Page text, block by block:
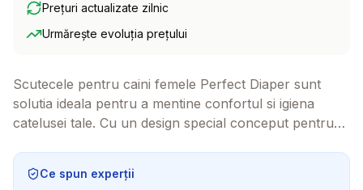
Prețuri actualizate zilnic
Urmărește evoluția prețului
Scutecele pentru caini femele Perfect Diaper sunt
solutia ideala pentru a mentine confortul si igiena
catelusei tale. Cu un design special conceput pentru
situatii precum incontinenta sau perioada caldurilor.
Ce spun experții